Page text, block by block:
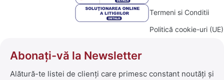
Termeni si Conditii
Politică cookie-uri (UE)
Abonați-vă la Newsletter
Alătură-te listei de clienți care primesc constant noutăți și